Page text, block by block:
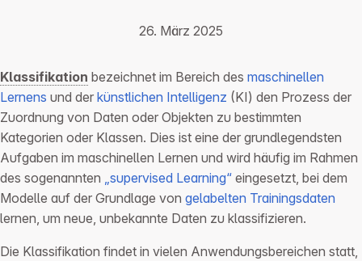
26. März 2025
Klassifikation bezeichnet im Bereich des maschinellen
Lernens und der künstlichen Intelligenz (KI) den Prozess der
Zuordnung von Daten oder Objekten zu bestimmten
Kategorien oder Klassen. Dies ist eine der grundlegendsten
Aufgaben im maschinellen Lernen und wird häufig im Rahmen
des sogenannten „supervised Learning“ eingesetzt, bei dem
Modelle auf der Grundlage von gelabelten Trainingsdaten
lernen, um neue, unbekannte Daten zu klassifizieren.
Die Klassifikation findet in vielen Anwendungsbereichen statt,